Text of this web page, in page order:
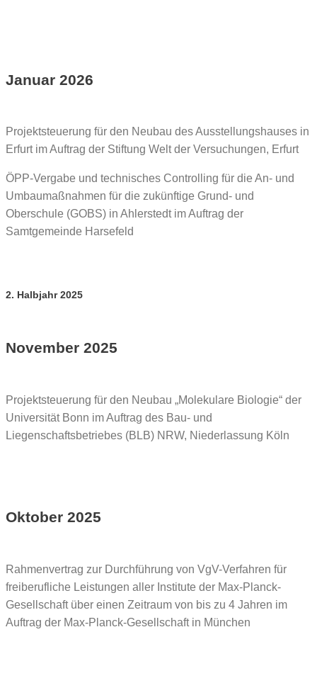
Januar 2026
Projektsteuerung für den Neubau des Ausstellungshauses in
Erfurt im Auftrag der Stiftung Welt der Versuchungen, Erfurt
ÖPP-Vergabe und technisches Controlling für die An- und
Umbaumaßnahmen für die zukünftige Grund- und
Oberschule (GOBS) in Ahlerstedt im Auftrag der
Samtgemeinde Harsefeld
2. Halbjahr 2025
November 2025
Projektsteuerung für den Neubau „Molekulare Biologie“ der
Universität Bonn im Auftrag des Bau- und
Liegenschaftsbetriebes (BLB) NRW, Niederlassung Köln
Oktober 2025
Rahmenvertrag zur Durchführung von VgV-Verfahren für
freiberufliche Leistungen aller Institute der Max-Planck-
Gesellschaft über einen Zeitraum von bis zu 4 Jahren im
Auftrag der Max-Planck-Gesellschaft in München